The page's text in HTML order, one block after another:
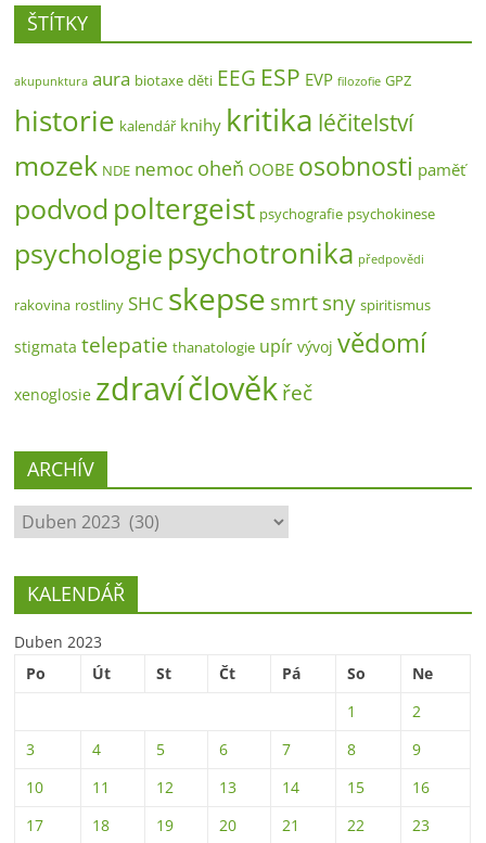
ŠTÍTKY
akupunktura aura biotaxe děti EEG ESP EVP filozofie GPZ
historie kalendář knihy kritika léčitelství
mozek NDE nemoc oheň OOBE osobnosti paměť
podvod poltergeist psychografie psychokinese
psychologie psychotronika předpovědi
rakovina rostliny SHC skepse smrtsny spiritismus
stigmata telepatie thanatologie upír vývoj vědomí
xenoglosie zdravíčlověkřeč
ARCHÍV
ARCHÍV
KALENDÁŘ
Duben 2023
Po
Út St Čt Pá So
Ne
1
2
3
4 5 6 7 8
9
10
11 12 13 14 15
16
17
18 19 20 21 22 23